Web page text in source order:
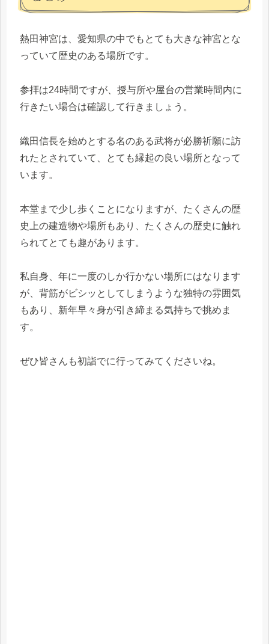
熱田神宮は、愛知県の中でもとても大きな神宮とな
っていて歴史のある場所です。
参拝は24時間ですが、授与所や屋台の営業時間内に
行きたい場合は確認して行きましょう。
織田信長を始めとする名のある武将が必勝祈願に訪
れたとされていて、とても縁起の良い場所となって
います。
本堂まで少し歩くことになりますが、たくさんの歴
史上の建造物や場所もあり、たくさんの歴史に触れ
られてとても趣があります。
私自身、年に一度のしか行かない場所にはなります
が、背筋がビシッとしてしまうような独特の雰囲気
もあり、新年早々身が引き締まる気持ちで挑めま
す。
ぜひ皆さんも初詣でに行ってみてくださいね。